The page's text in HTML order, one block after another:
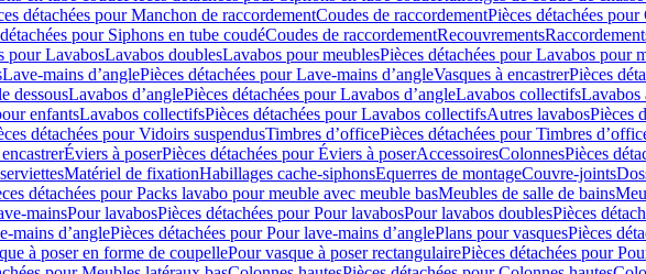
détachées pour Manchon de raccordementCoudes de raccordementPièces détachées
pour Siphons en tube coudéCoudes de raccordementRecouvrements
pour LavabosLavabos doublesLavabos pour meublesPièces détachées pour Lavabos pour
Lave-mains d’anglePièces détachées pour Lave-mains d’angleVasques à encastrerPièces
dessousLavabos d’anglePièces détachées pour Lavabos d’angleLavabos collectifsLavabos
enfantsLavabos collectifsPièces détachées pour Lavabos collectifsAutres lavabosPièces
détachées pour Vidoirs suspendusTimbres dʼofficePièces détachées pour Timbres
Éviers à poserPièces détachées pour Éviers à poserAccessoiresColonnesPièces
Matériel de fixationHabillages cache-siphonsEquerres de montageCouvre-joints
détachées pour Packs lavabo pour meuble avec meuble basMeubles de salle de bains
mainsPour lavabosPièces détachées pour Pour lavabosPour lavabos doublesPièces
mains d’anglePièces détachées pour Pour lave-mains d’anglePlans pour vasquesPièces
à poser en forme de coupellePour vasque à poser rectangulairePièces détachées pour